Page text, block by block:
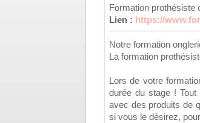
Formation prothésiste
Lien : https://
Notre formation
La formation
Lors de votre
durée du stage !
avec des produits de
si vous le désirez,